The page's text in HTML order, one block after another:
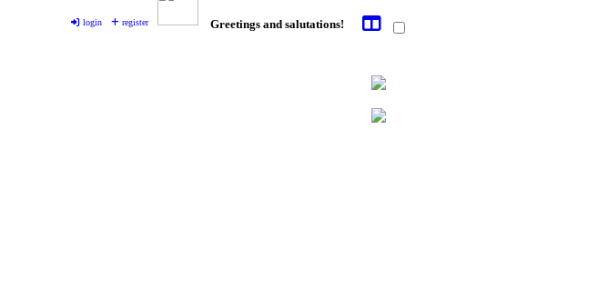
login register Greetings and salutations!